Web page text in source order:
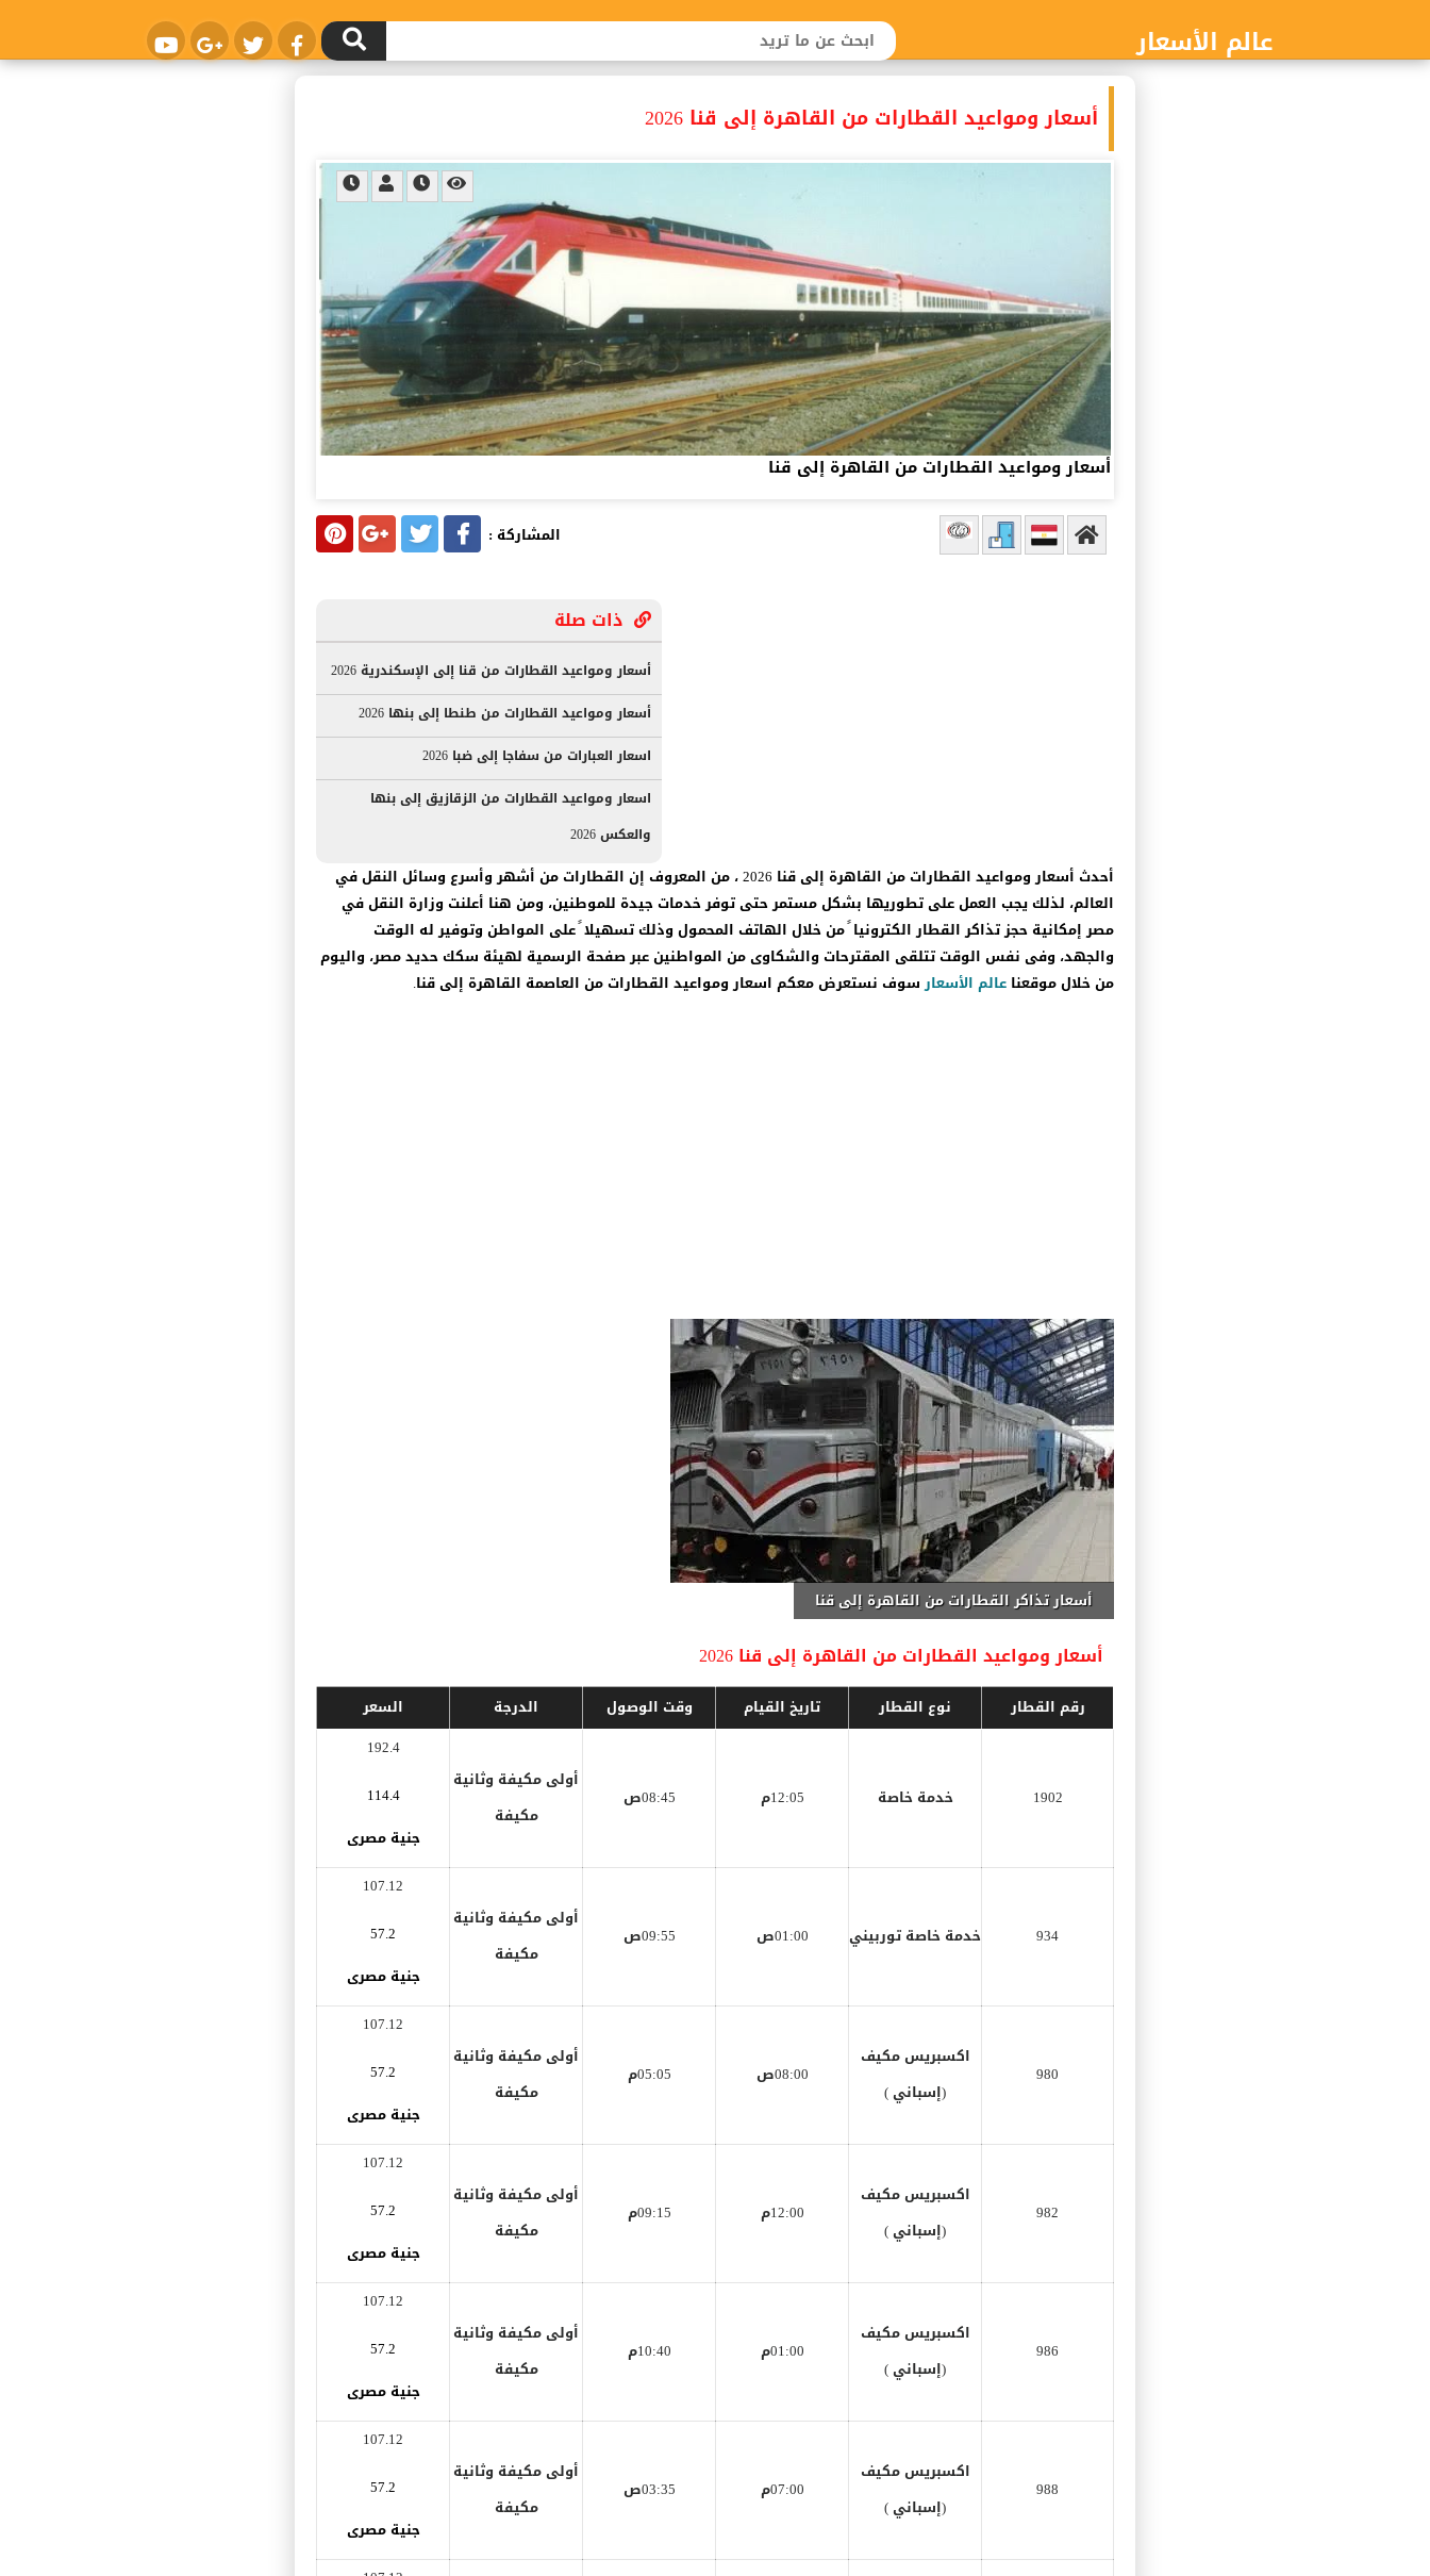
عالم الأسعار
أسعار ومواعيد القطارات من القاهرة إلى قنا 2026
أسعار ومواعيد القطارات من القاهرة إلى قنا
المشاركة :
ذات صلة
أسعار ومواعيد القطارات من قنا إلى الإسكندرية 2026
أسعار ومواعيد القطارات من طنطا إلى بنها 2026
اسعار العبارات من سفاجا إلى ضبا 2026
اسعار ومواعيد القطارات من الزقازيق إلى بنها
والعكس 2026
أحدث أسعار ومواعيد القطارات من القاهرة إلى قنا
2026 ، من المعروف إن القطارات من أشهر وأسرع وسائل النقل في
العالم، لذلك يجب العمل على تطوريها بشكل مستمر حتى توفر خدمات جيدة للموطنين، ومن هنا أعلنت وزارة النقل في
مصر إمكانية حجز تذاكر القطار الكترونيا ً من خلال الهاتف المحمول وذلك تسهيلا ً على المواطن وتوفير له الوقت
والجهد، وفى نفس الوقت تتلقى المقترحات والشكاوى من المواطنين عبر صفحة الرسمية لهيئة سكك حديد مصر، واليوم
من خلال موقعنا عالم الأسعارسوف نستعرض معكم اسعار ومواعيد القطارات من العاصمة القاهرة إلى قنا.
أسعار تذاكر القطارات من القاهرة إلى قنا
أسعار ومواعيد القطارات من القاهرة إلى قنا 2026
رقم القطار نوع القطار تاريخ القيام وقت الوصول الدرجة السعر
1902 خدمة خاصة 12:05م 08:45ص
أولى مكيفة وثانية
مكيفة
192.4
114.4
جنية مصرى
934 خدمة خاصة توربيني 01:00ص 09:55ص
أولى مكيفة وثانية
مكيفة
107.12
57.2
جنية مصرى
980
اكسبريس مكيف
(إسباني )
08:00ص 05:05م
أولى مكيفة وثانية
مكيفة
107.12
57.2
جنية مصرى
982
اكسبريس مكيف
(إسباني )
12:00م 09:15م
أولى مكيفة وثانية
مكيفة
107.12
57.2
جنية مصرى
986
اكسبريس مكيف
(إسباني )
01:00م 10:40م
أولى مكيفة وثانية
مكيفة
107.12
57.2
جنية مصرى
988
اكسبريس مكيف
(إسباني )
07:00م 03:35ص
أولى مكيفة وثانية
مكيفة
107.12
57.2
جنية مصرى